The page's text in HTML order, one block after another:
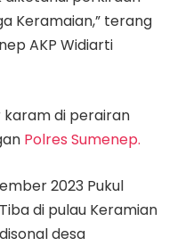
Keramaian,” terang
AKP Widiarti
karam di perairan
Polres Sumenep.
2023 Pukul
di pulau Keramian
desa